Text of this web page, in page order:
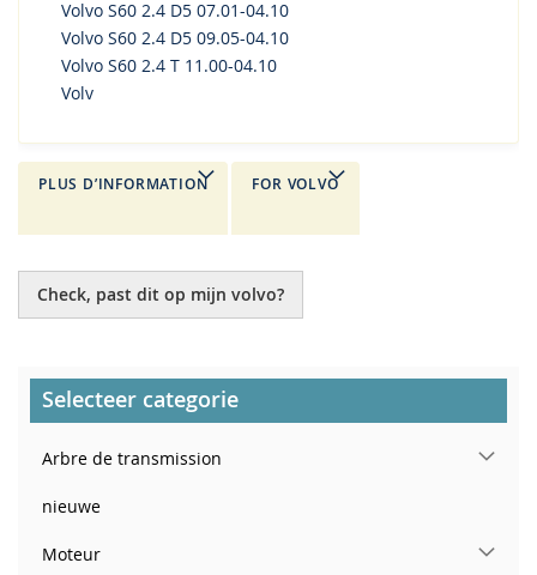
Volvo S60 2.4 D5 07.01-04.10
Volvo S60 2.4 D5 09.05-04.10
Volvo S60 2.4 T 11.00-04.10
Volv
PLUS D’INFORMATION FOR VOLVO
Check, past dit op mijn volvo?
Selecteer categorie
Arbre de transmission
nieuwe
Moteur